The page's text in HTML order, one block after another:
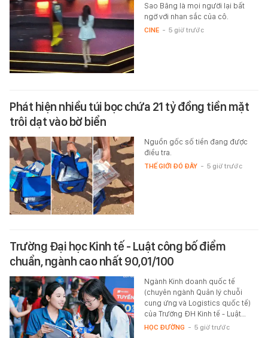
Sao Băng là mọi người lại bất
ngờ với nhan sắc của cô.
CINE - 5 giờ trước
Phát hiện nhiều túi bọc chứa 21 tỷ đồng tiền mặt
trôi dạt vào bờ biển
Nguồn gốc số tiền đang được
điều tra.
THẾ GIỚI ĐÓ ĐÂY - 5 giờ trước
Trường Đại học Kinh tế - Luật công bố điểm
chuẩn, ngành cao nhất 90,01/100
Ngành Kinh doanh quốc tế
(chuyên ngành Quản lý chuỗi
cung ứng và Logistics quốc tế)
của Trường ĐH Kinh tế - Luật…
HỌC ĐƯỜNG - 5 giờ trước